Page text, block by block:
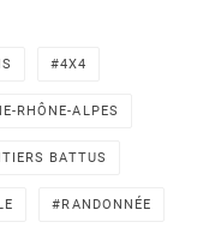
4X4
RHÔNE-ALPES
BATTUS
RANDONNÉE